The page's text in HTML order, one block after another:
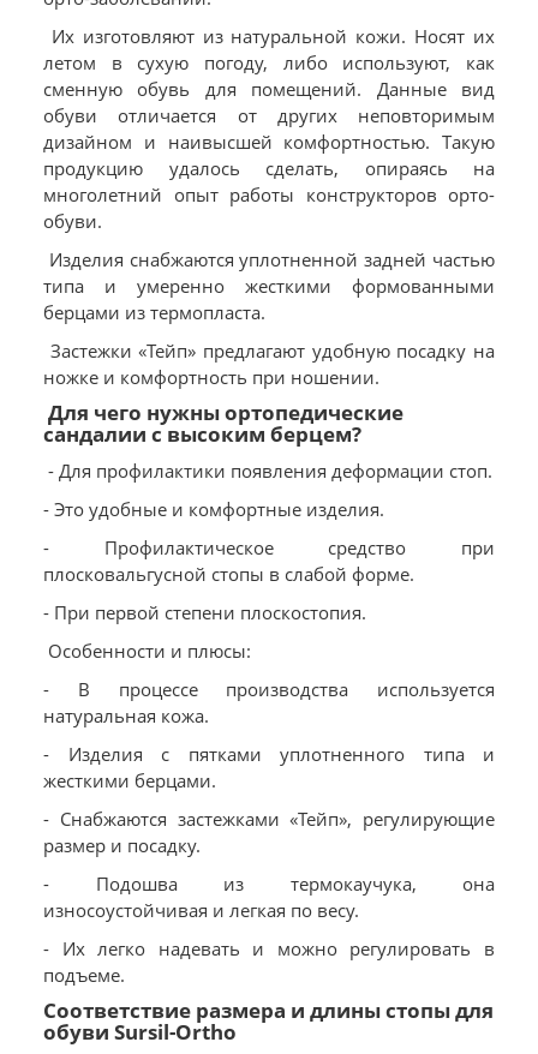
Их изготовляют из натуральной кожи. Носят их
летом в сухую погоду, либо используют, как
сменную обувь для помещений. Данные вид
обуви отличается от других неповторимым
дизайном и наивысшей комфортностью. Такую
продукцию удалось сделать, опираясь на
многолетний опыт работы конструкторов орто-
обуви.
Изделия снабжаются уплотненной задней частью
типа и умеренно жесткими формованными
берцами из термопласта.
Застежки «Тейп» предлагают удобную посадку на
ножке и комфортность при ношении.
Для чего нужны ортопедические
сандалии с высоким берцем?
- Для профилактики появления деформации стоп.
- Это удобные и комфортные изделия.
- Профилактическое средство при
плосковальгусной стопы в слабой форме.
- При первой степени плоскостопия.
Особенности и плюсы:
- В процессе производства используется
натуральная кожа.
- Изделия с пятками уплотненного типа и
жесткими берцами.
- Снабжаются застежками «Тейп», регулирующие
размер и посадку.
- Подошва из термокаучука, она
износоустойчивая и легкая по весу.
- Их легко надевать и можно регулировать в
подъеме.
Соответствие размера и длины стопы для
обуви Sursil-Ortho